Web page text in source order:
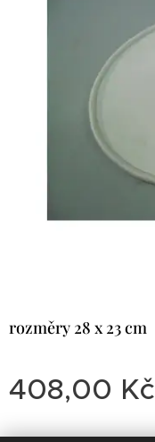
rozměry 28 x 23 cm
408,00 Kč